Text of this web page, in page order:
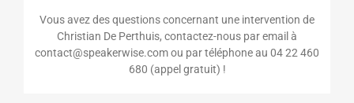
Vous avez des questions concernant une intervention de
Christian De Perthuis, contactez-nous par email à
contact@speakerwise.com ou par téléphone au 04 22 460
680 (appel gratuit) !